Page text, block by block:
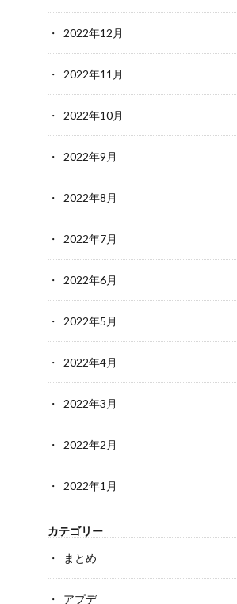
2022年12月
2022年11月
2022年10月
2022年9月
2022年8月
2022年7月
2022年6月
2022年5月
2022年4月
2022年3月
2022年2月
2022年1月
カテゴリー
まとめ
アプデ